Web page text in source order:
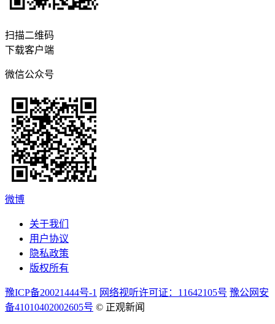
扫描二维码
下载客户端
微信公众号
微博
关于我们
用户协议
隐私政策
版权所有
豫ICP备20021444号-1 网络视听许可证：11642105号 豫公网安
备41010402002605号 © 正观新闻